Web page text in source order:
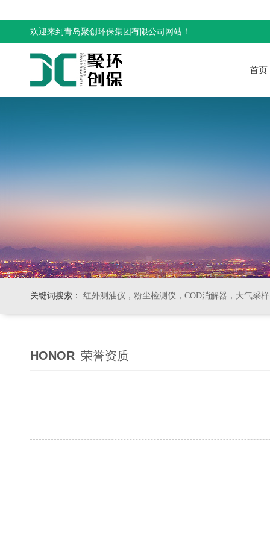
欢迎来到青岛聚创环保集团有限公司网站！
首页
关键词搜索： 红外测油仪，粉尘检测仪，COD消解器，大气采
HONOR 荣誉资质